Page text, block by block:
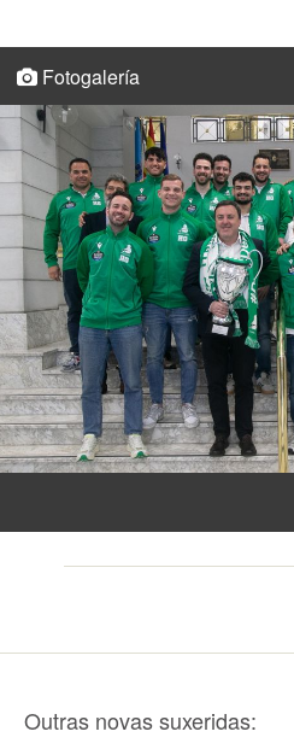
Fotogalería
Outras novas suxeridas: